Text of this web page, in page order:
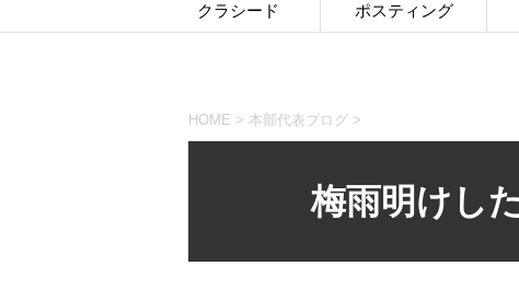
クラシード ポスティング
HOME > 本部代表ブログ >
梅雨明けし